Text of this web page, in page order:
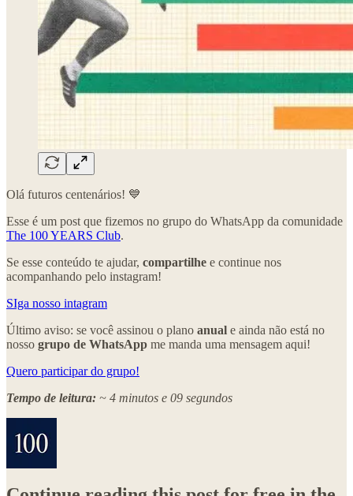
Olá futuros centenários! 💙
Esse é um post que fizemos no grupo do WhatsApp da comunidade
The 100 YEARS Club.
Se esse conteúdo te ajudar, compartilhe e continue nos
acompanhando pelo instagram!
SIga nosso intagram
Último aviso: se você assinou o plano anual e ainda não está no
nosso grupo de WhatsApp me manda uma mensagem aqui!
Quero participar do grupo!
Tempo de leitura: ~ 4 minutos e 09 segundos